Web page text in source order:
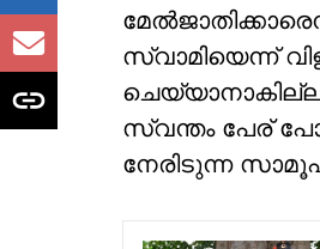
സ്വാമിയെന്ന്
സ്വന്തം പേര്
നേരിടുന്ന